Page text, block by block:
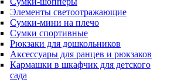
Элементы светоотражающие
Сумки-мини на плечо
Сумки спортивные
Рюкзаки для дошкольников
Аксессуары для ранцев и рюкзаков
Кармашки в шкафчик для детского
сада